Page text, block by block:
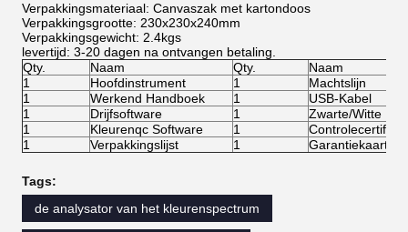
Verpakkingsmateriaal: Canvaszak met kartondoos
Verpakkingsgrootte: 230x230x240mm
Verpakkingsgewicht: 2.4kgs
levertijd: 3-20 dagen na ontvangen betaling.
Qty.
Naam Qty.
Naam
1
Hoofdinstrument 1
Machtslijn
1
Werkend Handboek 1
USB-Kabel
1
Drijfsoftware 1
Zwarte/Witte
1
Kleurenqc Software 1
1
Verpakkingslijst 1 Garantiekaart
Tags:
de analysator van het kleurenspectrum